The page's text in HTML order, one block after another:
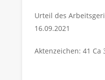
Urteil des
16.09.2021
Aktenzeichen: 41 Ca